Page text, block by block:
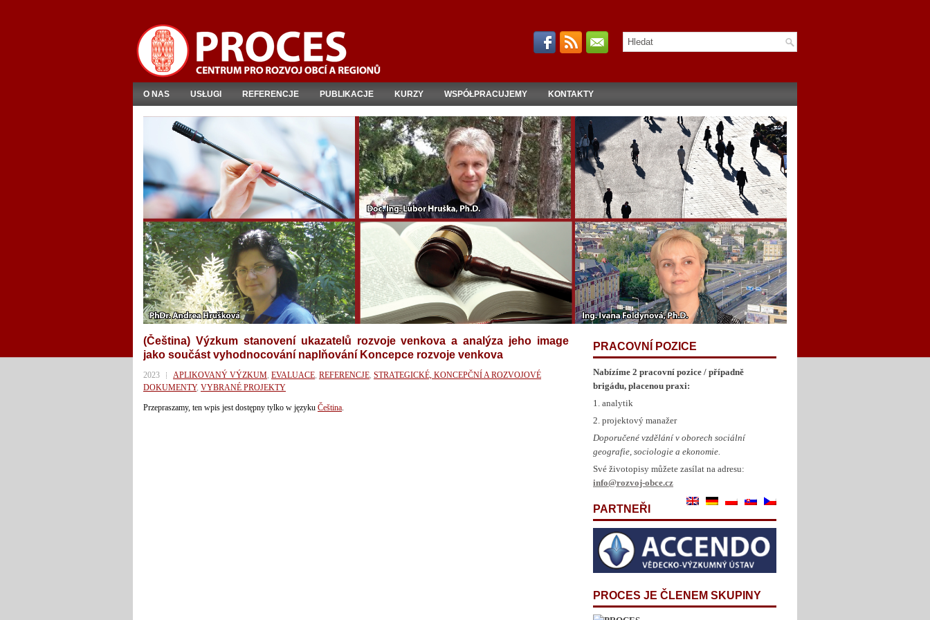
O NAS USŁUGI REFERENCJE PUBLIKACJE KURZY WSPÓŁPRACUJEMY KONTAKTY
(Čeština) Výzkum stanovení ukazatelů rozvoje venkova a analýza jeho image
jako součást vyhodnocování naplňování Koncepce rozvoje venkova
2023 APLIKOVANÝ VÝZKUM, EVALUACE, REFERENCJE, STRATEGICKÉ, KONCEPČNÍ A ROZVOJOVÉ
DOKUMENTY, VYBRANÉ PROJEKTY
Przepraszamy, ten wpis jest dostępny tylko w języku Čeština.
PRACOVNÍ POZICE
Nabízíme 2 pracovní pozice / případně
brigádu, placenou praxi:
1. analytik
2. projektový manažer
Doporučené vzdělání v oborech sociální
geografie, sociologie a ekonomie.
Své životopisy můžete zasílat na adresu:
info@rozvoj-obce.cz
PARTNEŘI
PROCES JE ČLENEM SKUPINY